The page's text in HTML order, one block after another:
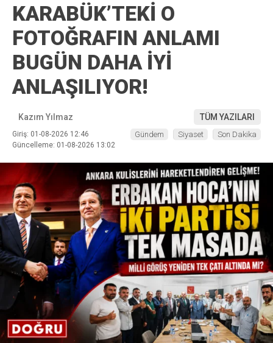
KARABÜK’TEKİ O
FOTOĞRAFIN ANLAMI
BUGÜN DAHA İYİ
ANLAŞILIYOR!
Kazım Yılmaz TÜM YAZILARI
Giriş: 01-08-2026 12:46
Güncelleme: 01-08-2026 13:02
Gündem Siyaset Son Dakika